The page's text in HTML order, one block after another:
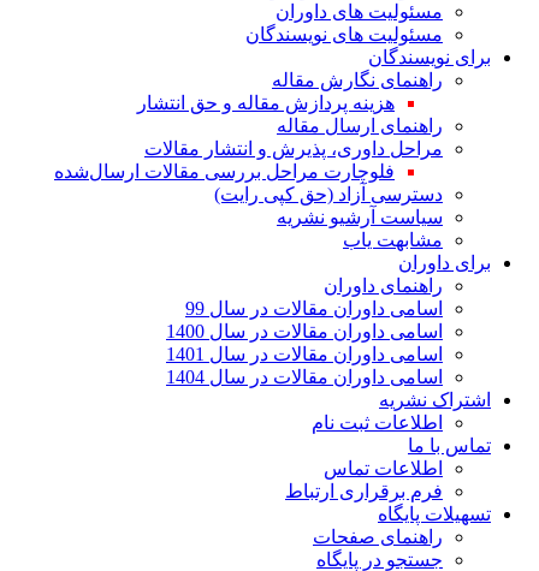
مسئولیت های داوران
مسئولیت های نویسندگان
برای نویسندگان
راهنمای نگارش مقاله
هزینه پردازش مقاله و حق انتشار
راهنمای ارسال مقاله
مراحل داوری، پذیرش و انتشار مقالات
فلوچارت مراحل بررسی مقالات ارسال‌شده
دسترسی آزاد (حق کپی رایت)
سیاست آرشیو نشریه
مشابهت یاب
برای داوران
راهنمای داوران
اسامی داوران مقالات در سال 99
اسامی داوران مقالات در سال 1400
اسامی داوران مقالات در سال 1401
اسامی داوران مقالات در سال 1404
اشتراک نشریه
اطلاعات ثبت نام
تماس با ما
اطلاعات تماس
فرم برقراری ارتباط
تسهیلات پایگاه
راهنمای صفحات
جستجو در پایگاه